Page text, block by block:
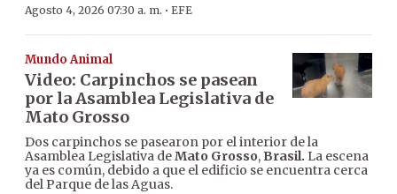
Agosto 4, 2026 07:30 a. m. · EFE
Mundo Animal
Video: Carpinchos se pasean
por la Asamblea Legislativa de
Mato Grosso
Dos carpinchos se pasearon por el interior de la
Asamblea Legislativa deMato Grosso, Brasil. La escena
ya es común, debido a que el edificio se encuentra cerca
del Parque de las Aguas.